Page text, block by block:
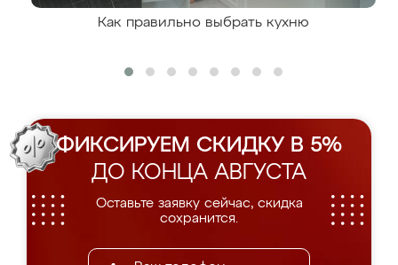
Как правильно выбрать кухню
ФИКСИРУЕМ СКИДКУ В 5%
ДО КОНЦА АВГУСТА
Оставьте заявку сейчас, скидка
сохранится.